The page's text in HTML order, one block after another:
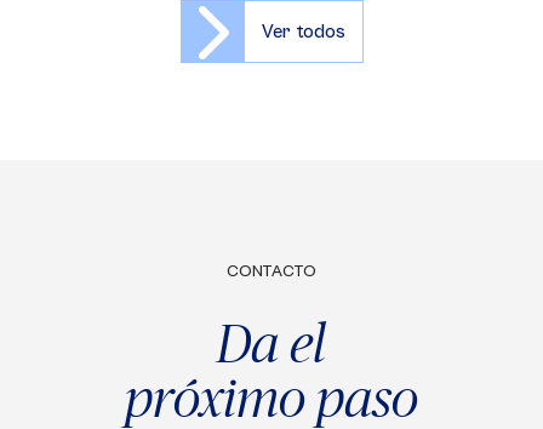
Ver todos
CONTACTO
Da el
próximo paso